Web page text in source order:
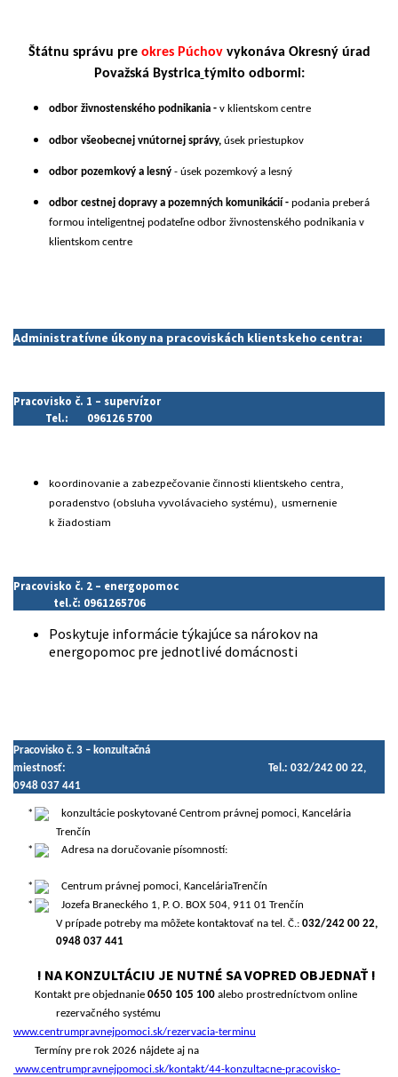
Štátnu správu pre okres Púchov vykonáva Okresný úrad
Považská Bystrica týmito odbormi:
odbor živnostenského podnikania - v klientskom centre
odbor všeobecnej vnútornej správy, úsek priestupkov
odbor pozemkový a lesný - úsek pozemkový a lesný
odbor cestnej dopravy a pozemných komunikácií - podania preberá
formou inteligentnej podateľne odbor živnostenského podnikania v
klientskom centre
Administratívne úkony na pracoviskách klientskeho centra:
Pracovisko č. 1 – supervízor
Tel.: 096126 5700
koordinovanie a zabezpečovanie činnosti klientskeho centra,
poradenstvo (obsluha vyvolávacieho systému), usmernenie
k žiadostiam
Pracovisko č. 2 – energopomoc
tel.č: 0961265706
Poskytuje informácie týkajúce sa nárokov na
energopomoc pre jednotlivé domácnosti
Pracovisko č. 3 – konzultačná
miestnosť: Tel.: 032/242 00 22,
0948 037 441
konzultácie poskytované Centrom právnej pomoci, Kancelária
Trenčín
Adresa na doručovanie písomností:
Centrum právnej pomoci, KanceláriaTrenčín
Jozefa Braneckého 1, P. O. BOX 504, 911 01 Trenčín
V prípade potreby ma môžete kontaktovať na tel. Č.: 032/242 00 22,
0948 037 441
! NA KONZULTÁCIU JE NUTNÉ SA VOPRED OBJEDNAŤ !
Kontakt pre objednanie 0650 105 100 alebo prostredníctvom online
rezervačného systému
www.centrumpravnejpomoci.sk/rezervacia-terminu
Termíny pre rok 2026 nájdete aj na
www.centrumpravnejpomoci.sk/kontakt/44-konzultacne-pracovisko-